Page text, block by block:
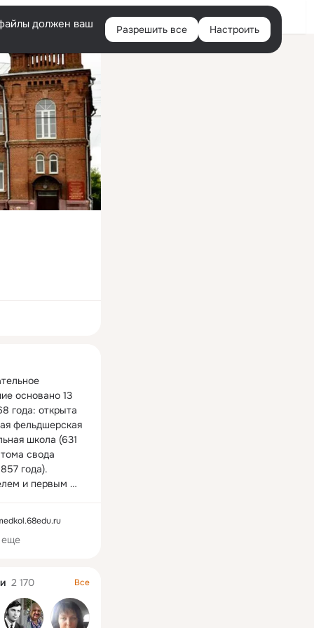
Войти
должен ваш
Разрешить все Настроить
основано 13
года: открыта
фельдшерская
школа (631
тома свода
года).
и первым
Эдуард
Икавитц.
день,
специалистов
звена
еще
2 170 Все